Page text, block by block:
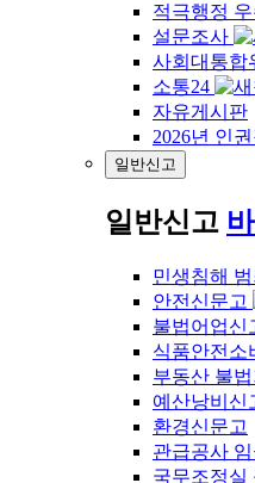
적극행정
설문조사
사회대통합
소통24
자유게시판
2026년 인
일반신고
일반신고
민생침해
안전신문고
불법어업신
식품안전소
부동산 불
예산낭비신
환경신문고
관급공사
국무조정실